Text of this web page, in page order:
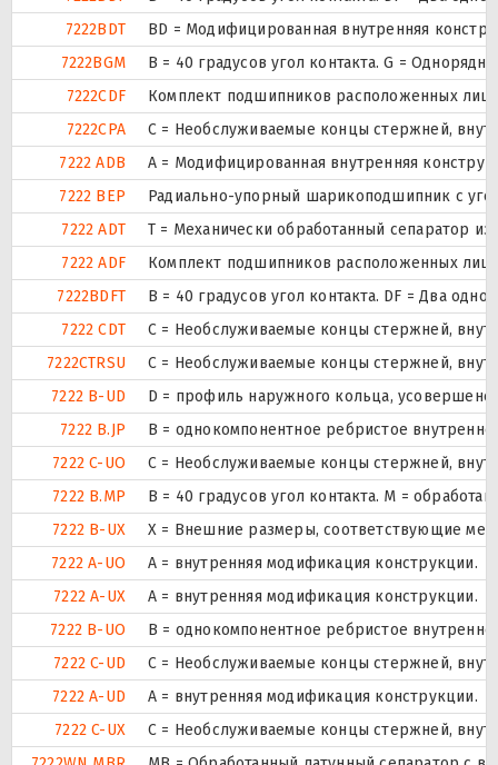
7222BDT
BD = Модифицированная внутренняя
7222BGM
B = 40 градусов угол контакта. G =
7222CDF
Комплект подшипников расположенных
7222CPA
С = Необслуживаемые концы стержней,
7222 ADB
A = Модифицированная внутренняя
7222 BEP
Радиально-упорный шарикоподшипник с
7222 ADT
T = Механически обработанный сепаратор
7222 ADF
Комплект подшипников расположенных
7222BDFT
B = 40 градусов угол контакта. DF = Два
7222 CDT
С = Необслуживаемые концы стержней,
7222CTRSU
С = Необслуживаемые концы стержней,
7222 B-UD
D = профиль наружного кольца,
7222 B.JP
B = однокомпонентное ребристое
7222 C-UO
С = Необслуживаемые концы стержней,
7222 B.MP
B = 40 градусов угол контакта. M =
7222 B-UX
X = Внешние размеры, соответствующие
7222 A-UO
A = внутренняя модификация конструкции.
7222 A-UX
A = внутренняя модификация конструкции.
7222 B-UO
B = однокомпонентное ребристое
7222 C-UD
С = Необслуживаемые концы стержней,
7222 A-UD
A = внутренняя модификация конструкции.
7222 C-UX
С = Необслуживаемые концы стержней,